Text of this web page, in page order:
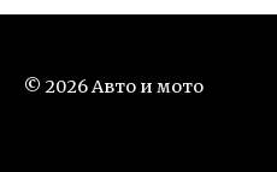
© 2026 Авто и мото